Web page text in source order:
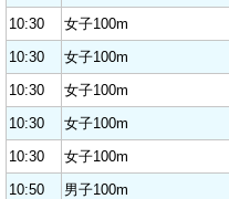
10:30
女子100m
10:30
女子100m
10:30
女子100m
10:30
女子100m
10:30
女子100m
10:50
男子100m